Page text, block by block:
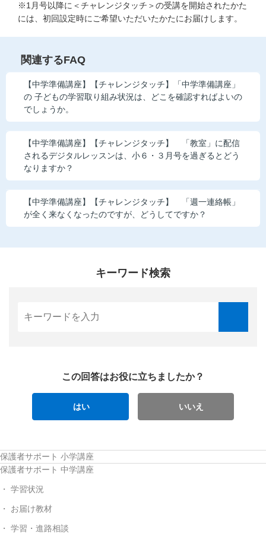
※1月号以降に＜チャレンジタッチ＞の受講を開始されたかた
には、初回設定時にご希望いただいたかたにお届けします。
関連するFAQ
【中学準備講座】【チャレンジタッチ】「中学準備講座」
の 子どもの学習取り組み状況は、どこを確認すればよいの
でしょうか。
【中学準備講座】【チャレンジタッチ】 「教室」に配信
されるデジタルレッスンは、小６・３月号を過ぎるとどう
なりますか？
【中学準備講座】【チャレンジタッチ】 「週一連絡帳」
が全く来なくなったのですが、どうしてですか？
キーワード検索
この回答はお役に立ちましたか？
はい いいえ
保護者サポート 小学講座
保護者サポート 中学講座
学習状況
お届け教材
学習・進路相談